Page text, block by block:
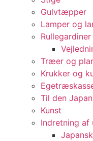
Gulvtæpper
Lamper og
Rullegardiner
Træer og
Krukker og
Til den
Kunst
Indretning af